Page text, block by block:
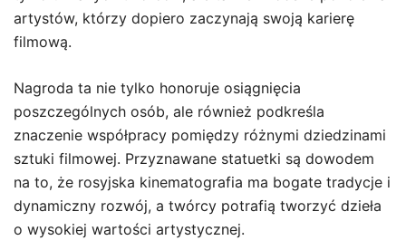
artystów, którzy dopiero zaczynają swoją karierę
filmową.
Nagroda ta nie tylko honoruje osiągnięcia
poszczególnych osób, ale również podkreśla
znaczenie współpracy pomiędzy różnymi dziedzinami
sztuki filmowej. Przyznawane statuetki są dowodem
na to, że rosyjska kinematografia ma bogate tradycje i
dynamiczny rozwój, a twórcy potrafią tworzyć dzieła
o wysokiej wartości artystycznej.